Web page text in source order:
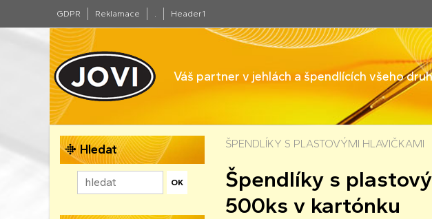
GDPR Reklamace . Header1
Váš partner v jehlách a špendlících všeho
Hledat ŠPENDLÍKY S PLASTOVÝMI HLAVIČKAMI
Špendlíky s
500ks v kartónku